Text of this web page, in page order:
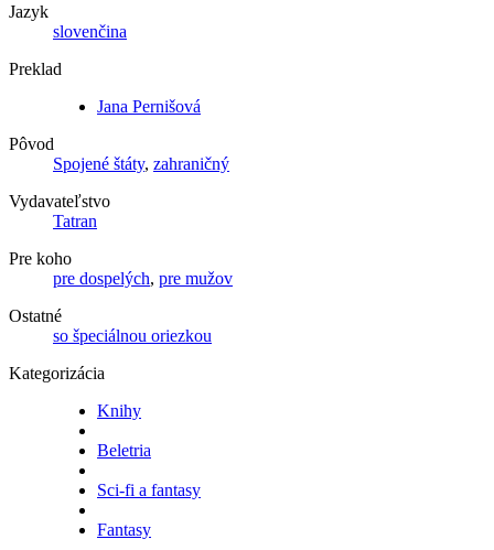
Jazyk
slovenčina
Preklad
Jana Pernišová
Pôvod
Spojené štáty, zahraničný
Vydavateľstvo
Tatran
Pre koho
pre dospelých, pre mužov
Ostatné
so špeciálnou oriezkou
Kategorizácia
Knihy
Beletria
Sci-fi a fantasy
Fantasy